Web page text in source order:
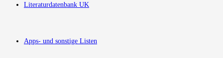
Literaturdatenbank UK
Apps- und sonstige Listen